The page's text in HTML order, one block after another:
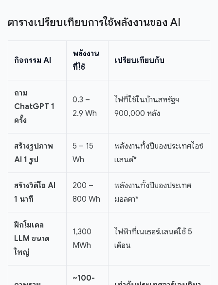
ตารางเปรียบเทียบการใช้พลังงานของ AI
กิจกรรม AI
พลังงาน
ที่ใช้
เปรียบเทียบกับ
ถาม
ChatGPT 1
ครั้ง
0.3 –
2.9 Wh
ไฟที่ใช้ในบ้านสหรัฐฯ
900,000 หลัง
สร้างรูปภาพ
AI 1 รูป
5 – 15
Wh
พลังงานทั้งปีของประเทศไอซ์
แลนด์*
สร้างวิดีโอ AI
1 นาที
200 –
800 Wh
พลังงานทั้งปีของประเทศ
มอลตา*
ฝึกโมเดล
LLM ขนาด
ใหญ่
1,300
MWh
ไฟฟ้าที่เนเธอร์แลนด์ใช้ 5
เดือน
~100-